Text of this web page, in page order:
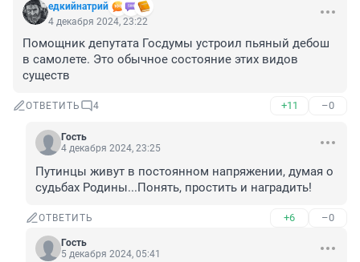
едкийнатрий
4 декабря 2024, 23:22
Помощник депутата Госдумы устроил пьяный дебош
в самолете. Это обычное состояние этих видов
существ
ОТВЕТИТЬ 4 +11 –0
Гость
4 декабря 2024, 23:25
Путинцы живут в постоянном напряжении, думая о
судьбах Родины...Понять, простить и наградить!
ОТВЕТИТЬ +6 –0
Гость
5 декабря 2024, 05:41